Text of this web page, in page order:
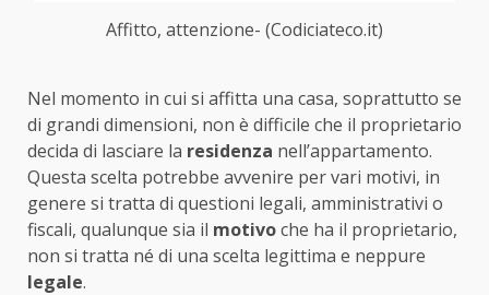
Affitto, attenzione- (Codiciateco.it)
Nel momento in cui si affitta una casa, soprattutto se
di grandi dimensioni, non è difficile che il proprietario
decida di lasciare la residenza nell’appartamento.
Questa scelta potrebbe avvenire per vari motivi, in
genere si tratta di questioni legali, amministrativi o
fiscali, qualunque sia il motivoche ha il proprietario,
non si tratta né di una scelta legittima e neppure
legale.